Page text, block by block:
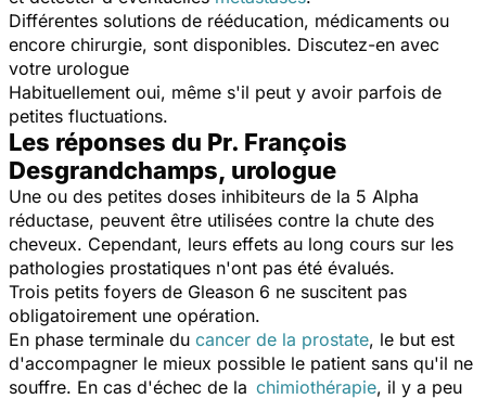
Différentes solutions de rééducation, médicaments ou
encore chirurgie, sont disponibles. Discutez-en avec
votre urologue
Habituellement oui, même s'il peut y avoir parfois de
petites fluctuations.
Les réponses du Pr. François
Desgrandchamps, urologue
Une ou des petites doses inhibiteurs de la 5 Alpha
réductase, peuvent être utilisées contre la chute des
cheveux. Cependant, leurs effets au long cours sur les
pathologies prostatiques n'ont pas été évalués.
Trois petits foyers de Gleason 6 ne suscitent pas
obligatoirement une opération.
En phase terminale du cancer de la prostate, le but est
d'accompagner le mieux possible le patient sans qu'il ne
souffre. En cas d'échec de la chimiothérapie, il y a peu